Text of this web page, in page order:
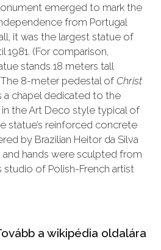
emerged to mark the
from Portugal
it was the largest statue of
1981. (For comparison,
stands 18 meters tall
8-meter pedestal of Christ
chapel dedicated to the
in the Art Deco style typical of
statue’s reinforced concrete
by Brazilian Heitor da Silva
hands were sculpted from
studio of Polish-French artist
a wikipédia oldalára